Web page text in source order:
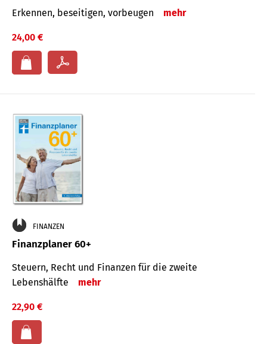
Erkennen, beseitigen, vorbeugen mehr
24,00 €
FINANZEN
Finanzplaner 60+
Steuern, Recht und Finanzen für die zweite
Lebenshälfte
mehr
22,90 €